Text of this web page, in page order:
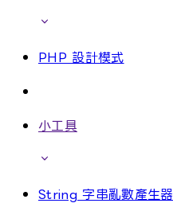
PHP 設計模式
小工具
String 字串亂數產生器